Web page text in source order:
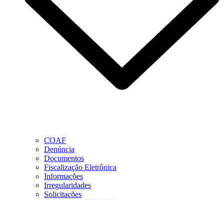
COAF
Denúncia
Documentos
Fiscalização Eletrônica
Informações
Irregularidades
Solicitações